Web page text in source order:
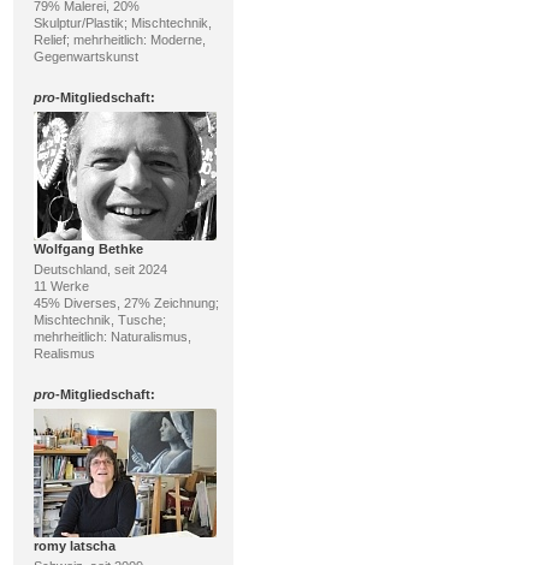
79% Malerei, 20%
Skulptur/Plastik; Mischtechnik,
Relief; mehrheitlich: Moderne,
Gegenwartskunst
pro-Mitgliedschaft:
Wolfgang Bethke
Deutschland, seit 2024
11 Werke
45% Diverses, 27% Zeichnung;
Mischtechnik, Tusche;
mehrheitlich: Naturalismus,
Realismus
pro-Mitgliedschaft:
romy latscha